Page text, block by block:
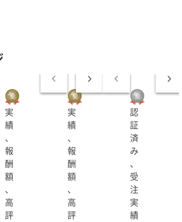
実
績
、
報
酬
額
、
高
評
実
績
、
報
酬
額
、
高
評
認
証
済
み
、
受
注
実
績